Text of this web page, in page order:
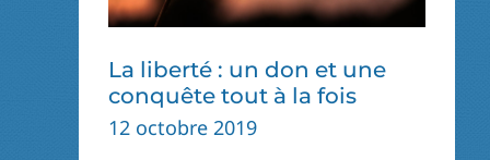
La liberté : un don et une
conquête tout à la fois
12 octobre 2019